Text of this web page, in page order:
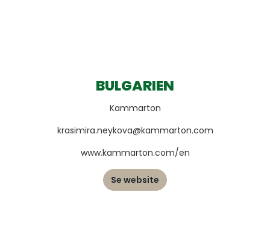
BULGARIEN
Kammarton
krasimira.neykova@kammarton.com
www.kammarton.com/en
Se website